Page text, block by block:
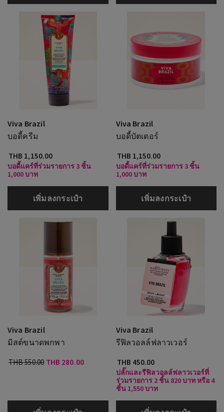
Viva Brazil
บอดี้ครีม
THB 1,150.00
บอดี้แคร์ที่ร่วมรายการ 3 ชิ้น
1,000 บาท
เพิ่มลงกระเป๋า
Viva Brazil
บอดี้บัตเตอร์
THB 1,150.00
บอดี้แคร์ที่ร่วมรายการ 3 ชิ้น
1,000 บาท
เพิ่มลงกระเป๋า
Viva Brazil
มิสต์ขนาดพกพา
THB 550.00 THB 280.00
Viva Brazil
รีฟิลวอลล์ฟลาวเวอร์
THB 450.00
ปลั๊กและรีฟิลวอลล์ฟลาวเวอร์ที่
ร่วมรายการ 2 ชิ้น 820 บาท หรือ 4
ชิ้น 1,550 บาท